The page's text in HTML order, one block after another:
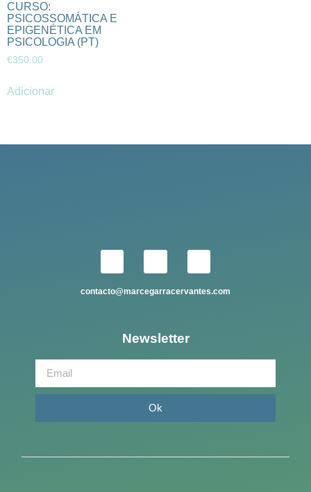
CURSO:
PSICOSSOMÁTICA E
EPIGENÉTICA EM
PSICOLOGIA (PT)
€350.00
Adicionar
contacto@marcegarracervantes.com
Newsletter
Ok